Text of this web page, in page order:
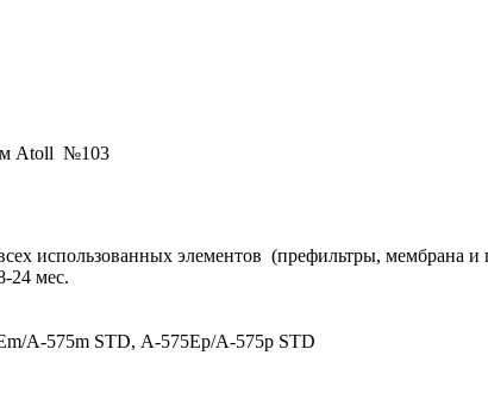
Atoll №103
использованных элементов (префильтры, мембрана и
24 мес.
A-575m STD, А-575Ep/A-575p STD